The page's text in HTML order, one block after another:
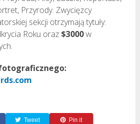
Przyrody. Zwycięzcy
sekcji otrzymają tytuły:
Roku oraz$3000w
Tweet Pin it